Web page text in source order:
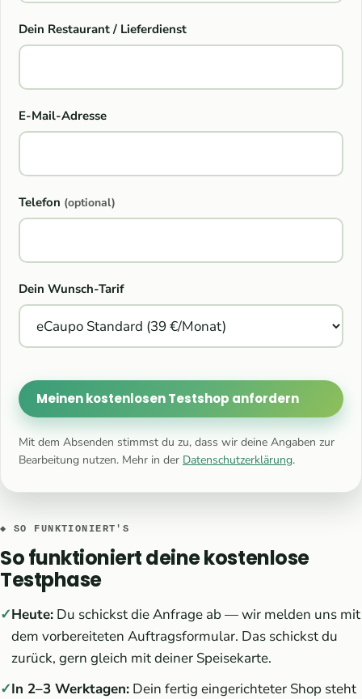
Dein Restaurant / Lieferdienst
E-Mail-Adresse
Telefon (optional)
Dein Wunsch-Tarif
Meinen kostenlosen Testshop anfordern
Mit dem Absenden stimmst du zu, dass wir deine Angaben zur
Bearbeitung nutzen. Mehr in der Datenschutzerklärung.
◆ SO FUNKTIONIERT'S
So funktioniert deine kostenlose
Testphase
Heute: Du schickst die Anfrage ab — wir melden uns mit
dem vorbereiteten Auftragsformular. Das schickst du
zurück, gern gleich mit deiner Speisekarte.
In 2–3 Werktagen: Dein fertig eingerichteter Shop steht